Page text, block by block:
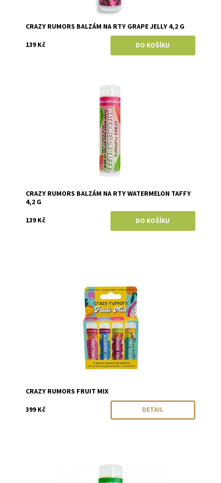
CRAZY RUMORS BALZÁM NA RTY GRAPE JELLY 4,2 G
139 Kč
Crazy Rumors
CRAZY RUMORS BALZÁM NA RTY WATERMELON TAFFY
4,2 G
139 Kč
Crazy Rumors
CRAZY RUMORS FRUIT MIX
399 Kč
DETAIL
Momentálně vyprodáno
Crazy Rumors